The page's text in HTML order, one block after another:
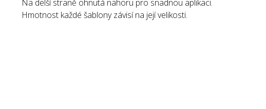
Na delší straně ohnutá nahoru pro snadnou aplikaci.
Hmotnost každé šablony závisí na její velikosti.